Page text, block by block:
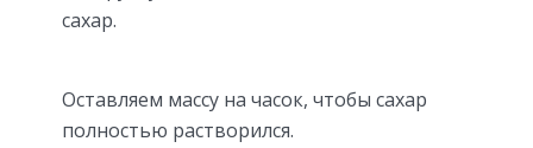
сахар.
Оставляем массу на часок, чтобы сахар
полностью растворился.